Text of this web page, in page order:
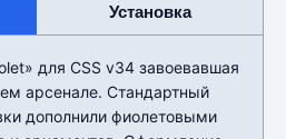
Установка
для CSS v34 завоевавшая
арсенале. Стандартный
дополнили фиолетовыми